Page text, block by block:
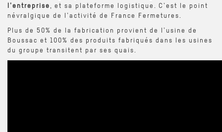
l’entreprise, et sa plateforme logistique. C’est le point
névralgique de l’activité de France Fermetures.
Plus de 50% de la fabrication provient de l’usine de
Boussac et 100% des produits fabriqués dans les usines
du groupe transitent par ses quais.